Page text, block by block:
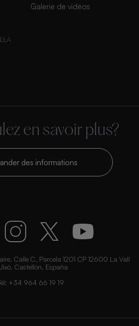
Galerie de vidéos
en savoir plus?
des informations
Calle C, Parcela 1201 CP 12600 La Vall
Castellón, España
+34 964 66 19 19